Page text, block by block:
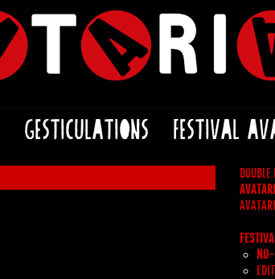
GESTICULATIONS FESTIVAL